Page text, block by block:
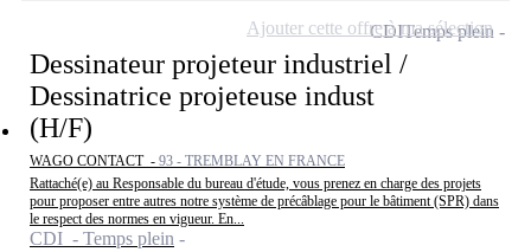
Dessinateur projeteur industriel /
Dessinatrice projeteuse indust
(H/F)
WAGO CONTACT - 93 - TREMBLAY EN FRANCE
Rattaché(e) au Responsable du bureau d'étude, vous prenez en charge des projets
pour proposer entre autres notre système de précâblage pour le bâtiment (SPR) dans
le respect des normes en vigueur. En...
CDI - Temps plein
CDITemps plein
Ajouter cette offre à ma sélection